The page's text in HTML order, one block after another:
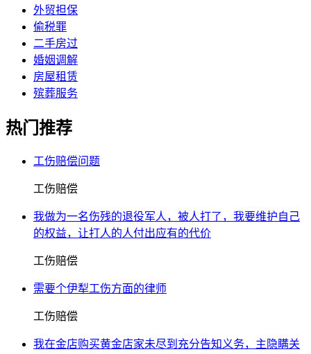
外贸担保
偷税罪
二手房过
婚姻调解
房屋租赁
殡葬服务
热门推荐
工伤赔偿问题
工伤赔偿
我做为一名伤残的退役军人，被人打了，我要维护自己
的权益，让打人的人付出应有的代价
工伤赔偿
需要个伊犁工伤方面的律师
工伤赔偿
我在金店购买黄金店家未尽到充分告知义务，主隐瞒关